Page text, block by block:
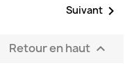
Suivant 
Retour en haut 